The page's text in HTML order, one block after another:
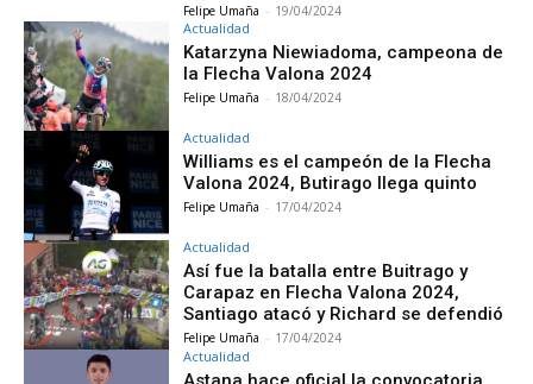
Felipe Umaña - 19/04/2024
Actualidad
Katarzyna Niewiadoma, campeona de
la Flecha Valona 2024
Felipe Umaña - 18/04/2024
Actualidad
Williams es el campeón de la Flecha
Valona 2024, Butirago llega quinto
Felipe Umaña - 17/04/2024
Actualidad
Así fue la batalla entre Buitrago y
Carapaz en Flecha Valona 2024,
Santiago atacó y Richard se defendió
Felipe Umaña - 17/04/2024
Actualidad